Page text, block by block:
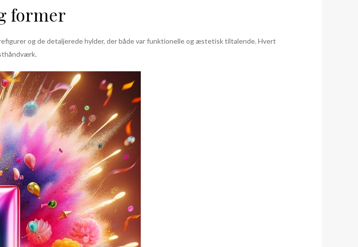
former
og de detaljerede hylder, der både var funktionelle og æstetisk tiltalende. Hvert